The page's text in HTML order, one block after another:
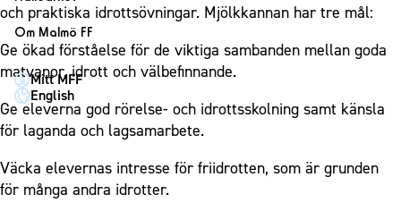
P19
F19
P17
F17
Malmö Trophy
Matchdag på Eleda Stadion
MFF-museet & rundvandringar
Fest & Event
Konferens
Möte
Mässa
Sommarfest
Julshow
Inspiration
Hållbarhet
Himmelsblå framtid – en match för miljön
MFF i samhället
Laget för alla
Nattfotboll
Himmelsblå Tillsammans
Karriärakademin
Om Malmö FF
Om Malmö FF
Kontakt
Press och media
Historik – herrlaget
Historik – damlaget
Närstående organisationer
Mitt MFF
English
och praktiska idrottsövningar. Mjölkkannan har tre mål:
Ge ökad förståelse för de viktiga sambanden mellan goda
matvanor, idrott och välbefinnande.
Ge eleverna god rörelse- och idrottsskolning samt känsla
för laganda och lagsamarbete.
Väcka elevernas intresse för friidrotten, som är grunden
för många andra idrotter.